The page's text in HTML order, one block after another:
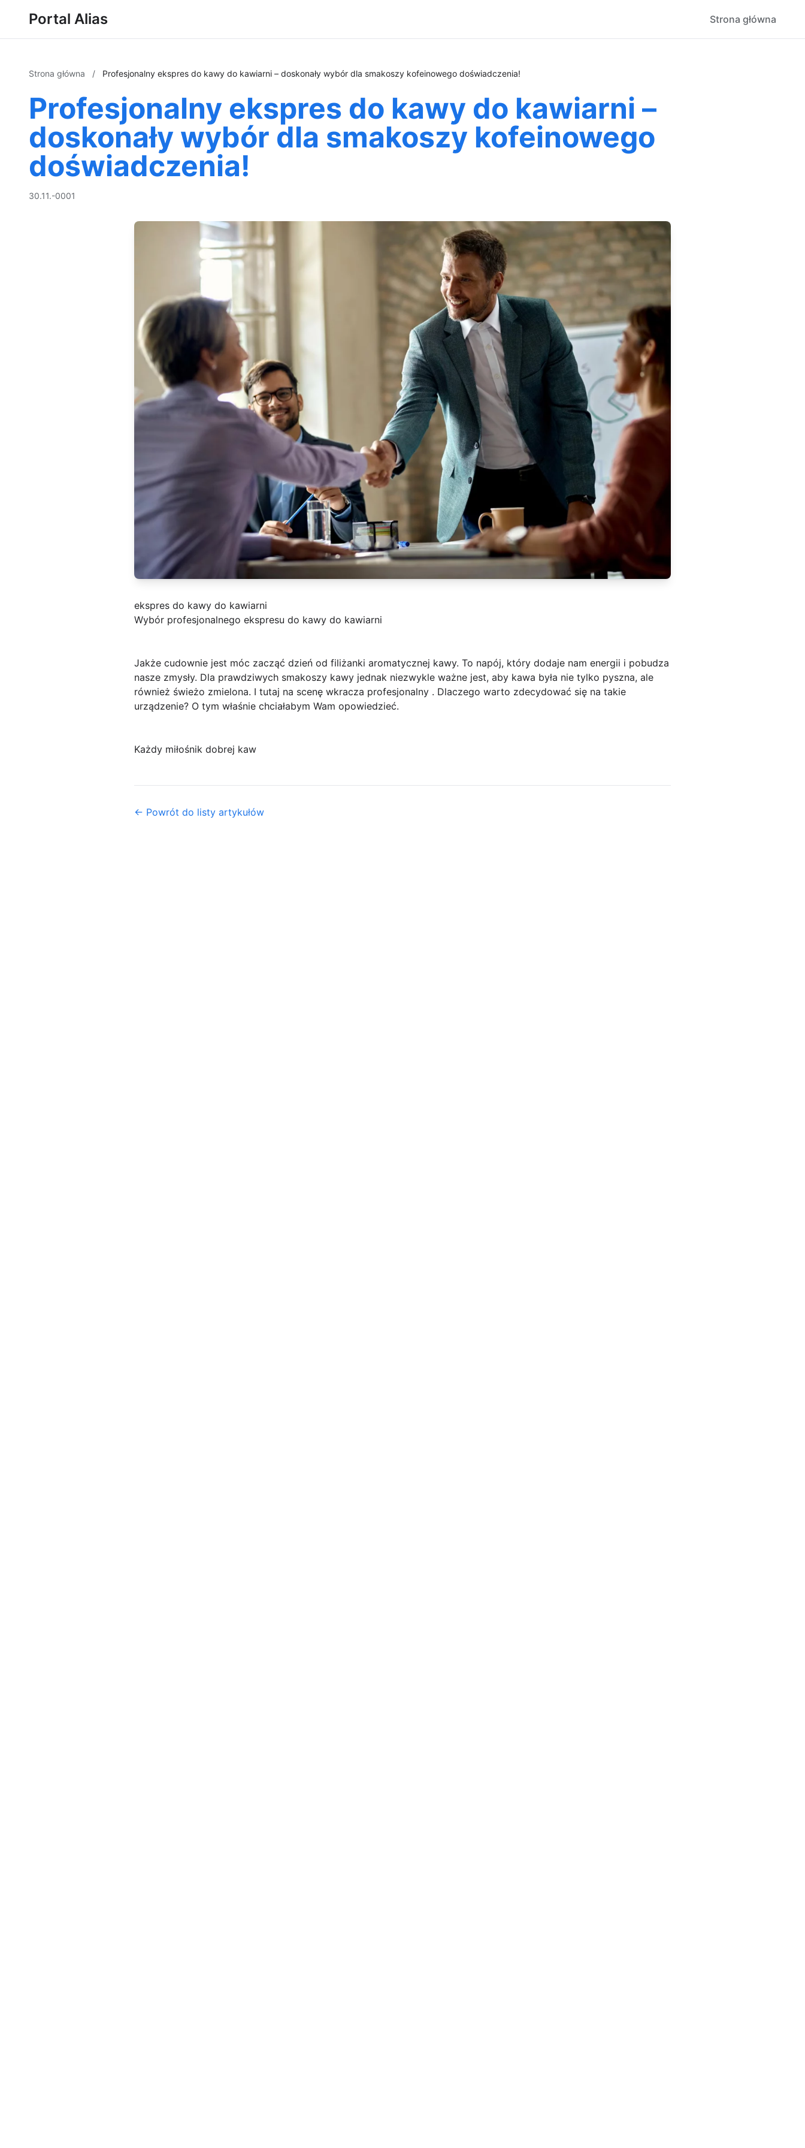
Portal Alias Strona główna
Strona główna / Profesjonalny ekspres do kawy do kawiarni – doskonały wybór dla smakoszy kofeinowego doświadczenia!
Profesjonalny ekspres do kawy do kawiarni –
doskonały wybór dla smakoszy kofeinowego
doświadczenia!
30.11.-0001
ekspres do kawy do kawiarni
Wybór profesjonalnego ekspresu do kawy do kawiarni
Jakże cudownie jest móc zacząć dzień od filiżanki aromatycznej kawy. To napój, który dodaje nam energii i pobudza
nasze zmysły. Dla prawdziwych smakoszy kawy jednak niezwykle ważne jest, aby kawa była nie tylko pyszna, ale
również świeżo zmielona. I tutaj na scenę wkracza profesjonalny . Dlaczego warto zdecydować się na takie
urządzenie? O tym właśnie chciałabym Wam opowiedzieć.
Każdy miłośnik dobrej kaw
← Powrót do listy artykułów